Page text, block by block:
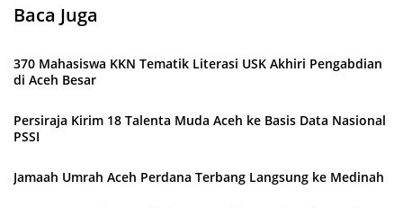
Baca Juga
370 Mahasiswa KKN Tematik Literasi USK Akhiri Pengabdian
di Aceh Besar
Persiraja Kirim 18 Talenta Muda Aceh ke Basis Data Nasional
PSSI
Jamaah Umrah Aceh Perdana Terbang Langsung ke Medinah